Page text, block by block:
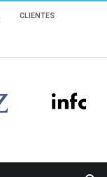
CLIENTES